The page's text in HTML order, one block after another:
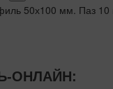
ОНЛАЙН: